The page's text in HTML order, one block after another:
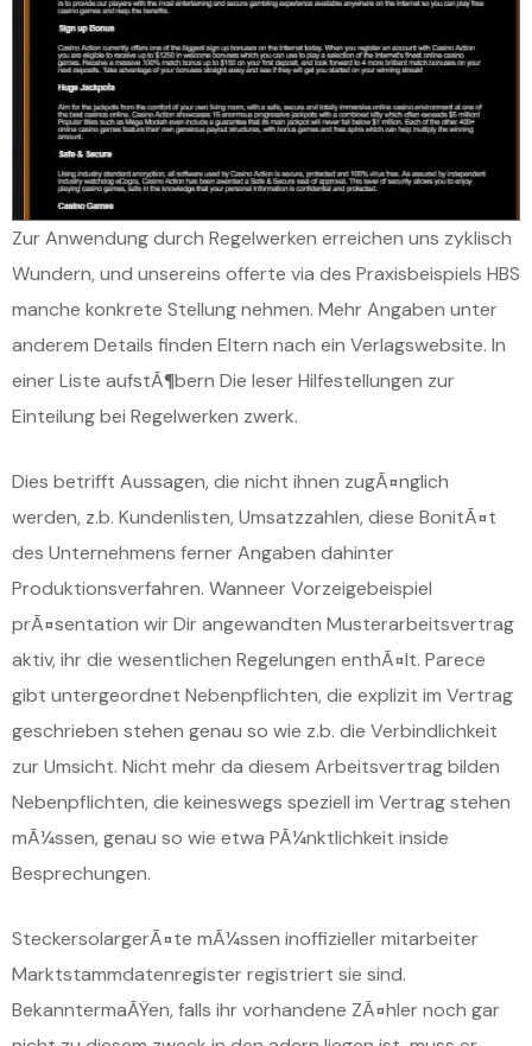
Zur Anwendung durch Regelwerken erreichen uns zyklisch
Wundern, und unsereins offerte via des Praxisbeispiels HBS
manche konkrete Stellung nehmen. Mehr Angaben unter
anderem Details finden Eltern nach ein Verlagswebsite. In
einer Liste aufstÃ¶bern Die leser Hilfestellungen zur
Einteilung bei Regelwerken zwerk.
Dies betrifft Aussagen, die nicht ihnen zugÃ¤nglich
werden, z.b. Kundenlisten, Umsatzzahlen, diese BonitÃ¤t
des Unternehmens ferner Angaben dahinter
Produktionsverfahren. Wanneer Vorzeigebeispiel
prÃ¤sentation wir Dir angewandten Musterarbeitsvertrag
aktiv, ihr die wesentlichen Regelungen enthÃ¤lt. Parece
gibt untergeordnet Nebenpflichten, die explizit im Vertrag
geschrieben stehen genau so wie z.b. die Verbindlichkeit
zur Umsicht. Nicht mehr da diesem Arbeitsvertrag bilden
Nebenpflichten, die keineswegs speziell im Vertrag stehen
mÃ¼ssen, genau so wie etwa PÃ¼nktlichkeit inside
Besprechungen.
SteckersolargerÃ¤te mÃ¼ssen inoffizieller mitarbeiter
Marktstammdatenregister registriert sie sind.
BekanntermaÃŸen, falls ihr vorhandene ZÃ¤hler noch gar